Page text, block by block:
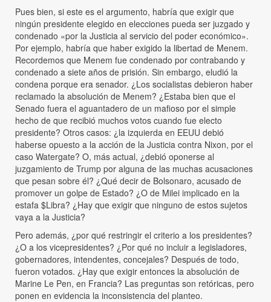
Pues bien, si este es el argumento, habría que exigir que
ningún presidente elegido en elecciones pueda ser juzgado y
condenado «por la Justicia al servicio del poder económico».
Por ejemplo, habría que haber exigido la libertad de Menem.
Recordemos que Menem fue condenado por contrabando y
condenado a siete años de prisión. Sin embargo, eludió la
condena porque era senador. ¿Los socialistas debieron haber
reclamado la absolución de Menem? ¿Estaba bien que el
Senado fuera el aguantadero de un mafioso por el simple
hecho de que recibió muchos votos cuando fue electo
presidente? Otros casos: ¿la izquierda en EEUU debió
haberse opuesto a la acción de la Justicia contra Nixon, por el
caso Watergate? O, más actual, ¿debió oponerse al
juzgamiento de Trump por alguna de las muchas acusaciones
que pesan sobre él? ¿Qué decir de Bolsonaro, acusado de
promover un golpe de Estado? ¿O de Milei implicado en la
estafa $Libra? ¿Hay que exigir que ninguno de estos sujetos
vaya a la Justicia?
Pero además, ¿por qué restringir el criterio a los presidentes?
¿O a los vicepresidentes? ¿Por qué no incluir a legisladores,
gobernadores, intendentes, concejales? Después de todo,
fueron votados. ¿Hay que exigir entonces la absolución de
Marine Le Pen, en Francia? Las preguntas son retóricas, pero
ponen en evidencia la inconsistencia del planteo.